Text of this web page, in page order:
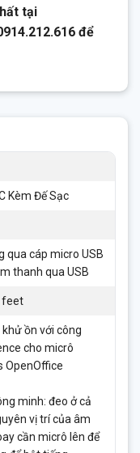
tại
để
Kèm Đế Sạc
qua cáp micro USB
thanh qua USB
feet
ồn với công
cho micrô
OpenOffice
minh: đeo ở cả
vị trí của âm
cần micrô lên để